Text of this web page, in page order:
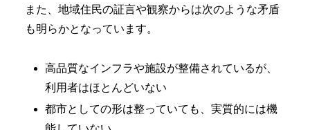
また、地域住民の証言や観察からは次のような矛盾
も明らかとなっています。
高品質なインフラや施設が整備されているが、
利用者はほとんどいない
都市としての形は整っていても、実質的には機